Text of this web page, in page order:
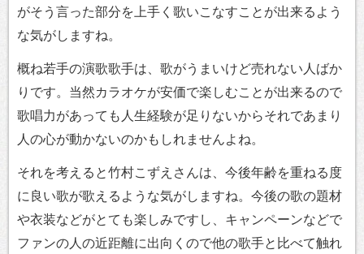
がそう言った部分を上手く歌いこなすことが出来るよう
な気がしますね。
概ね若手の演歌歌手は、歌がうまいけど売れない人ばか
りです。当然カラオケが安価で楽しむことが出来るので
歌唱力があっても人生経験が足りないからそれであまり
人の心が動かないのかもしれませんよね。
それを考えると竹村こずえさんは、今後年齢を重ねる度
に良い歌が歌えるような気がしますね。今後の歌の題材
や衣装などがとても楽しみですし、キャンペーンなどで
ファンの人の近距離に出向くので他の歌手と比べて触れ